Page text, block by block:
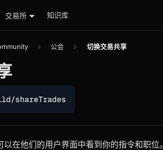
交易所 知识库
公会 切换交易共享
shareTrades
在他们的用户界面中看到你的指令和职位。